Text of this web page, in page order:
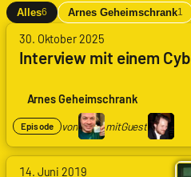
Alles6 Arnes Geheimschrank1
30. Oktober 2025
Interview mit einem
Arnes Geheimschrank
Episode von mitGuest
von
Arne
Ruddat
Mirko
Klein
14. Juni 2019
von